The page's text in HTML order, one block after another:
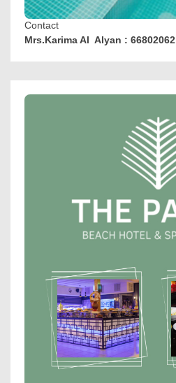
Contact
Mrs.Karima Al Alyan : 66802062